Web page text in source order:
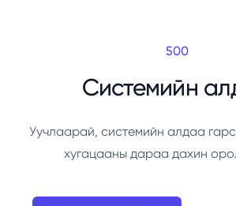
500
Системийн
Уучлаарай, системийн алдаа
хугацааны дараа дахин